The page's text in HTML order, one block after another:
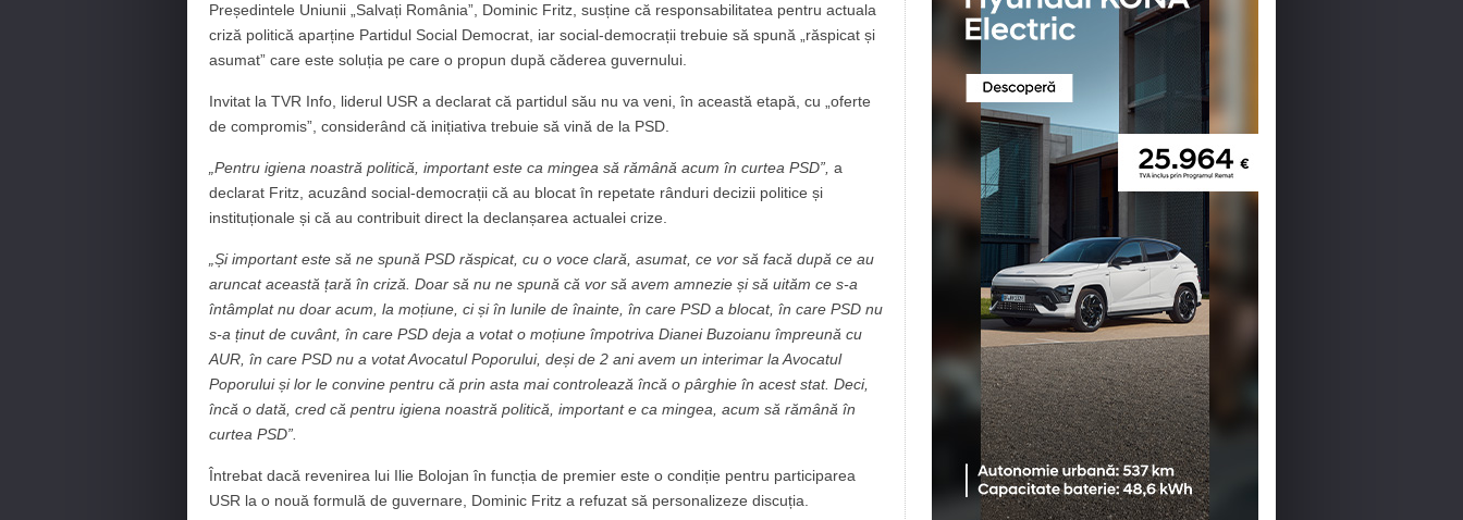
Președintele Uniunii „Salvați România”, Dominic Fritz, susține că responsabilitatea pentru actuala
criză politică aparține Partidul Social Democrat, iar social-democrații trebuie să spună „răspicat și
asumat” care este soluția pe care o propun după căderea guvernului.
Invitat la TVR Info, liderul USR a declarat că partidul său nu va veni, în această etapă, cu „oferte
de compromis”, considerând că inițiativa trebuie să vină de la PSD.
„Pentru igiena noastră politică, important este ca mingea să rămână acum în curtea PSD”, a
declarat Fritz, acuzând social-democrații că au blocat în repetate rânduri decizii politice și
instituționale și că au contribuit direct la declanșarea actualei crize.
„Și important este să ne spună PSD răspicat, cu o voce clară, asumat, ce vor să facă după ce au
aruncat această țară în criză. Doar să nu ne spună că vor să avem amnezie și să uităm ce s-a
întâmplat nu doar acum, la moțiune, ci și în lunile de înainte, în care PSD a blocat, în care PSD nu
s-a ținut de cuvânt, în care PSD deja a votat o moțiune împotriva Dianei Buzoianu împreună cu
AUR, în care PSD nu a votat Avocatul Poporului, deși de 2 ani avem un interimar la Avocatul
Poporului și lor le convine pentru că prin asta mai controlează încă o pârghie în acest stat. Deci,
încă o dată, cred că pentru igiena noastră politică, important e ca mingea, acum să rămână în
curtea PSD”.
Întrebat dacă revenirea lui Ilie Bolojan în funcția de premier este o condiție pentru participarea
USR la o nouă formulă de guvernare, Dominic Fritz a refuzat să personalizeze discuția.